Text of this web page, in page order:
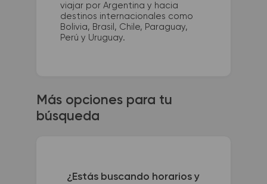
viajar por Argentina y hacia
destinos internacionales como
Bolivia, Brasil, Chile, Paraguay,
Perú y Uruguay.
Más opciones para tu
búsqueda
¿Estás buscando horarios y